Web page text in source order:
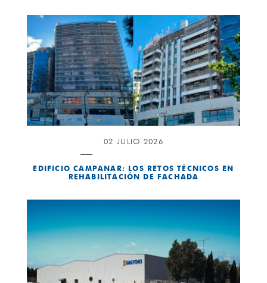
02 JULIO 2026
EDIFICIO CAMPANAR: LOS RETOS TÉCNICOS EN
REHABILITACIÓN DE FACHADA